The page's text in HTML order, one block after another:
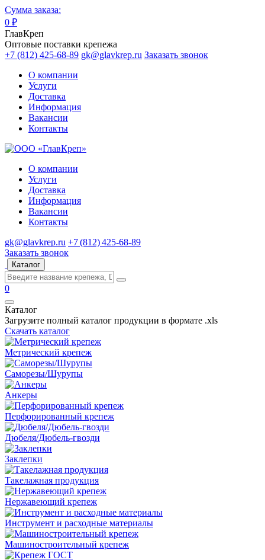
Сумма заказа:
0 ₽
ГлавКреп
Оптовые поставки крепежа
+7 (812) 425-68-89 gk@glavkrep.ru Заказать звонок
О компании
Услуги
Доставка
Информация
Вакансии
Контакты
О компании
Услуги
Доставка
Информация
Вакансии
Контакты
gk@glavkrep.ru +7 (812) 425-68-89
Заказать звонок
Каталог
0
Каталог
Загрузите полный каталог продукции в формате .xls
Скачать каталог
Метрический крепеж
Саморезы/Шурупы
Анкеры
Перфорированный крепеж
Дюбеля/Дюбель-гвозди
Заклепки
Такелажная продукция
Нержавеющий крепеж
Инструмент и расходные материалы
Машиностроительный крепеж